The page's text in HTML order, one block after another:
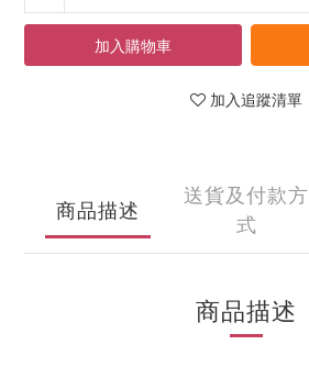
加入購物車
加入追蹤清單
商品描述
送貨及付款方
式
商品描述